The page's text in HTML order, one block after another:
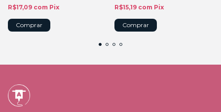
R$17,09 com Pix R$15,19 com Pix